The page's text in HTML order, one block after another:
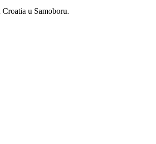
u Samoboru.